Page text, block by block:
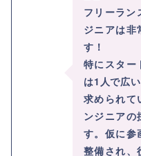
フリーラン
ジニアは非
す！
特にスター
は1人で広
求められて
ンジニアの
す。仮に参
整備され、